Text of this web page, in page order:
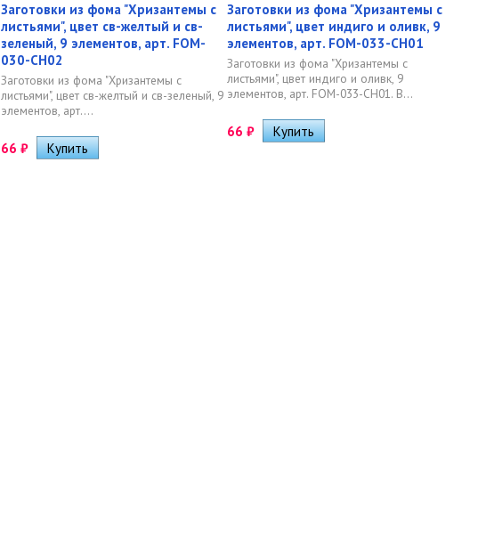
Заготовки из фома "Хризантемы с
листьями", цвет св-желтый и св-
зеленый, 9 элементов, арт. FOM-
030-CH02
Заготовки из фома "Хризантемы с
листьями", цвет св-желтый и св-зеленый, 9
элементов, арт....
66 ₽
Заготовки из фома "Хризантемы с
листьями", цвет индиго и оливк, 9
элементов, арт. FOM-033-CH01
Заготовки из фома "Хризантемы с
листьями", цвет индиго и оливк, 9
элементов, арт. FOM-033-CH01. В...
66 ₽